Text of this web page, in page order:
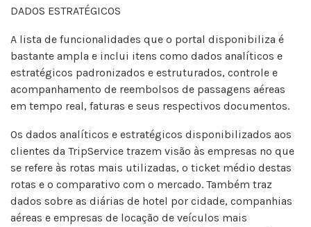
DADOS ESTRATÉGICOS
A lista de funcionalidades que o portal disponibiliza é
bastante ampla e inclui itens como dados analíticos e
estratégicos padronizados e estruturados, controle e
acompanhamento de reembolsos de passagens aéreas
em tempo real, faturas e seus respectivos documentos.
Os dados analíticos e estratégicos disponibilizados aos
clientes da TripService trazem visão às empresas no que
se refere às rotas mais utilizadas, o ticket médio destas
rotas e o comparativo com o mercado. Também traz
dados sobre as diárias de hotel por cidade, companhias
aéreas e empresas de locação de veículos mais